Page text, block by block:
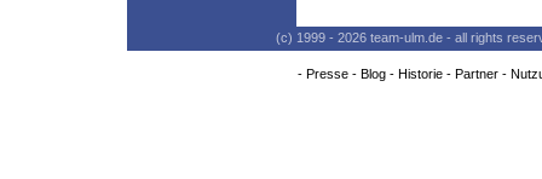
(c) 1999 - 2026 team-ulm.de - all rights
- Presse- Blog- Historie- Partner-